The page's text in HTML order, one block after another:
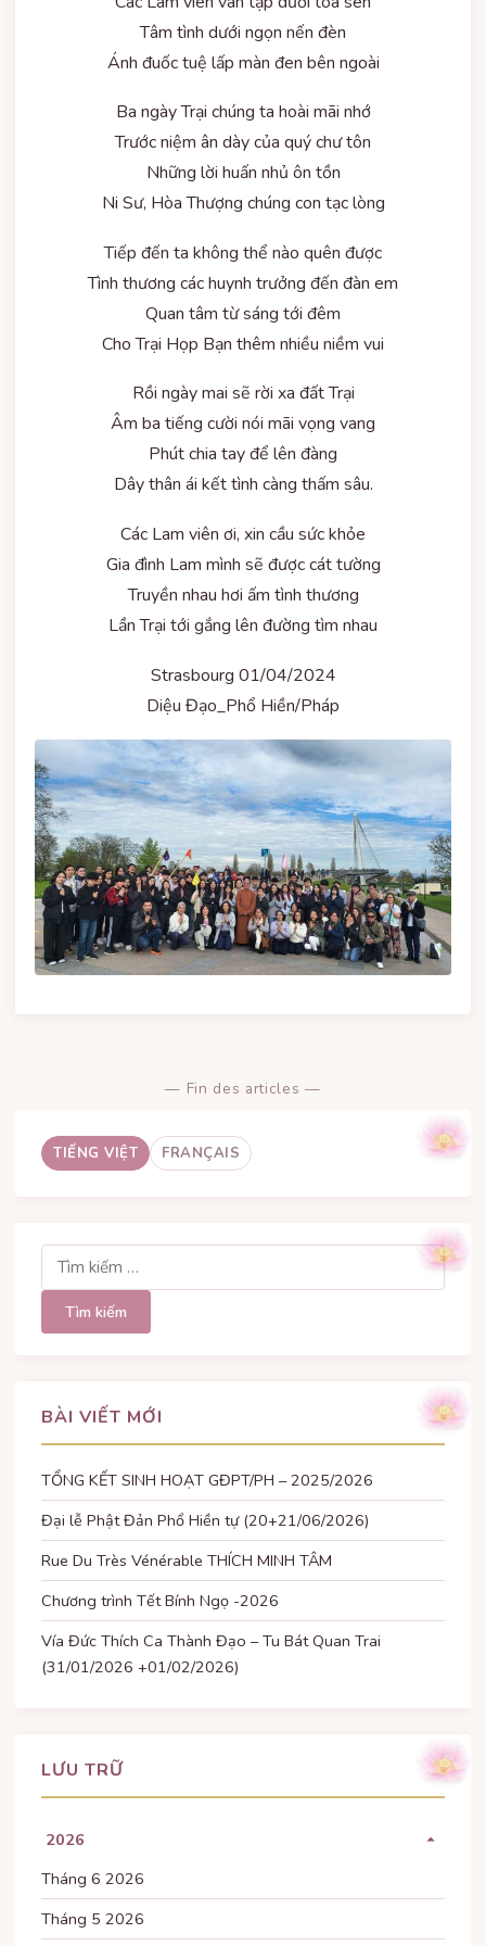
Tâm tình dưới ngọn nến đèn
Ánh đuốc tuệ lấp màn đen bên ngoài
Ba ngày Trại chúng ta hoài mãi nhớ
Trước niệm ân dày của quý chư tôn
Những lời huấn nhủ ôn tồn
Ni Sư, Hòa Thượng chúng con tạc lòng
Tiếp đến ta không thể nào quên được
Tình thương các huynh trưởng đến đàn em
Quan tâm từ sáng tới đêm
Cho Trại Họp Bạn thêm nhiều niềm vui
Rồi ngày mai sẽ rời xa đất Trại
Âm ba tiếng cười nói mãi vọng vang
Phút chia tay để lên đàng
Dây thân ái kết tình càng thấm sâu.
Các Lam viên ơi, xin cầu sức khỏe
Gia đình Lam mình sẽ được cát tường
Truyền nhau hơi ấm tình thương
Lần Trại tới gắng lên đường tìm nhau
Strasbourg 01/04/2024
Diệu Đạo_Phổ Hiền/Pháp
— Fin des articles —
TIẾNG VIỆT FRANÇAIS
Tìm
kiếm
cho:
BÀI VIẾT MỚI
TỔNG KẾT SINH HOẠT GĐPT/PH – 2025/2026
Đại lễ Phật Đản Phổ Hiền tự (20+21/06/2026)
Rue Du Très Vénérable THÍCH MINH TÂM
Chương trình Tết Bính Ngọ -2026
Vía Đức Thích Ca Thành Đạo – Tu Bát Quan Trai
(31/01/2026 +01/02/2026)
LƯU TRỮ
2026
Tháng 6 2026
Tháng 5 2026